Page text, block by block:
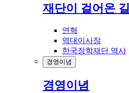
재단이 걸어온 길
연혁
역대이사장
한국장학재단 역사
경영이념
경영이념